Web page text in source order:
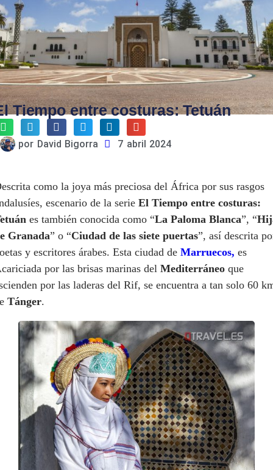
Tiempo entre costuras: Tetuán
por David Bigorra 7 abril 2024
como la joya más preciosa del África por sus rasgos
escenario de la serie El Tiempo entre costuras:
es también conocida como “La Paloma Blanca”, “
Granada” o “Ciudad de las siete puertas”, así descrita
y escritores árabes. Esta ciudad de Marruecos, es
por las brisas marinas del Mediterráneo que
por las laderas del Rif, se encuentra a tan solo 60
Tánger.